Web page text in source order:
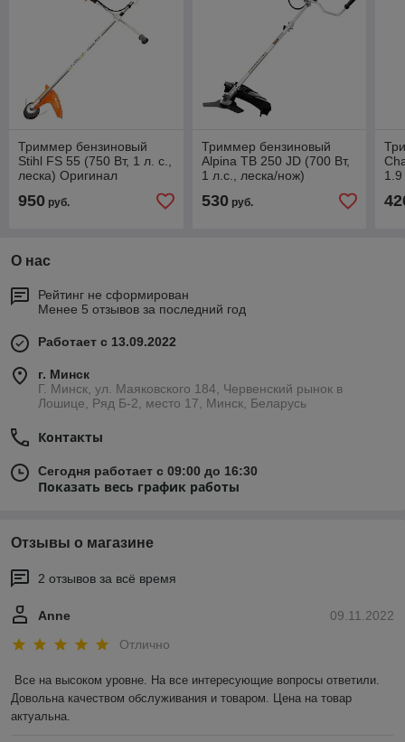
Триммер бензиновый
Stihl FS 55 (750 Вт, 1 л. с.,
леска) Оригинал
950 руб.
Триммер бензиновый
Alpina TB 250 JD (700 Вт,
1 л.с., леска/нож)
530руб.
О нас
Рейтинг не сформирован
Менее 5 отзывов за последний год
Работает с 13.09.2022
г. Минск
Г. Минск, ул. Маяковского 184, Червенский рынок в
Лошице, Ряд Б-2, место 17, Минск, Беларусь
Контакты
Сегодня работает с 09:00 до 16:30
Показать весь график работы
Отзывы о магазине
2 отзывов за всё время
09.11.2022
Anne
Отлично
Все на высоком уровне. На все интересующие вопросы ответили.
Довольна качеством обслуживания и товаром. Цена на товар
актуальна.